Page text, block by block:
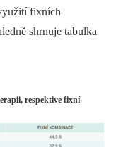
fixních
shrnuje tabulka
respektive fixní